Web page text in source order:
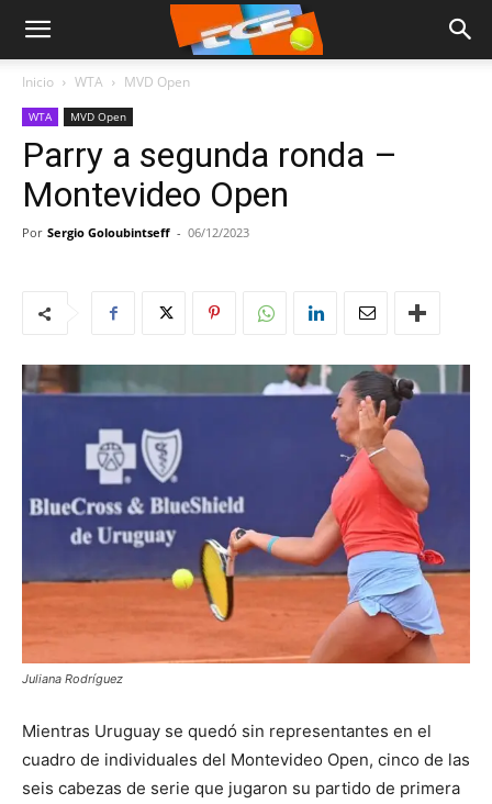
Inicio WTA MVD Open
WTA MVD Open
Parry a segunda ronda –
Montevideo Open
Por Sergio Goloubintseff - 06/12/2023
Juliana Rodríguez
Mientras Uruguay se quedó sin representantes en el
cuadro de individuales del Montevideo Open, cinco de las
seis cabezas de serie que jugaron su partido de primera